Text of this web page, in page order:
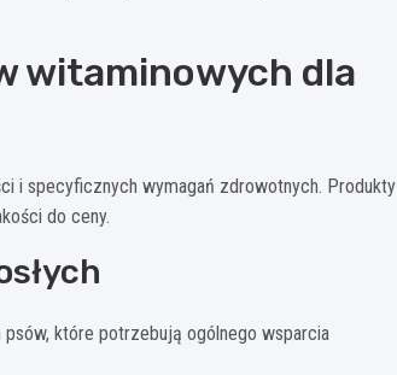
witaminowych dla
i specyficznych wymagań zdrowotnych. Produkty
do ceny.
które potrzebują ogólnego wsparcia